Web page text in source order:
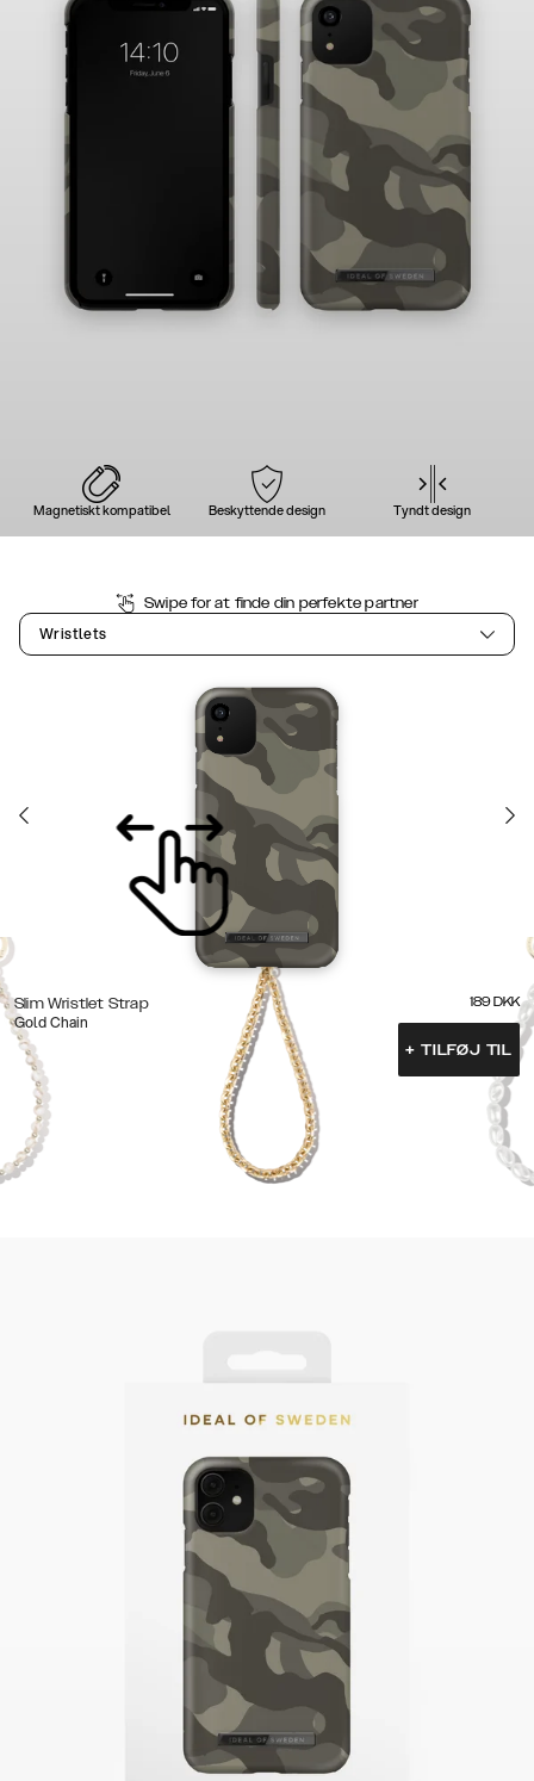
Magnetiskt kompatibel Beskyttende design Tyndt design
Swipe for at finde din perfekte partner
Wristlets
Slim Wristlet Strap
Gold Chain
189 DKK
+ TILFØJ TIL